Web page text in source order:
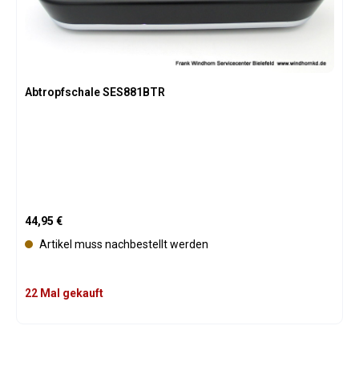
Abtropfschale SES881BTR
Regulärer Preis:
44,95 €
Artikel muss nachbestellt werden
22 Mal gekauft